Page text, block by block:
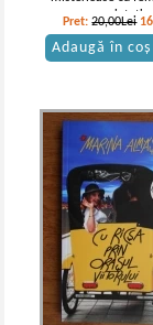
Constantin Chirita
volume)
IN STOC
Pret:130,00Lei
Adaugă în
vietati
Pret:20,00Lei
Adaugă în coș